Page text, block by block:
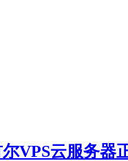
VPS云服务器